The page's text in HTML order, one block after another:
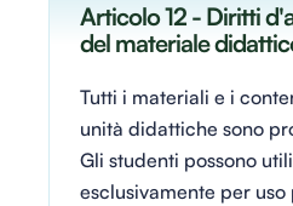
Articolo 12 - Diritti
del materiale
Tutti i materiali e i
unità didattiche sono
Gli studenti possono
esclusivamente per uso